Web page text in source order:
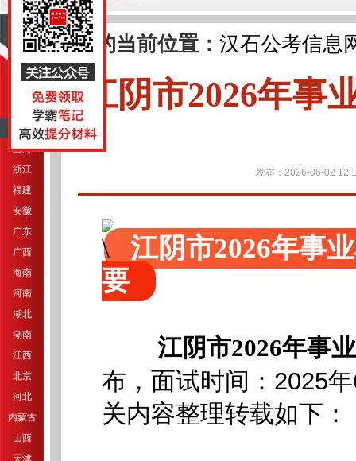
导航
江苏
上海
浙江
福建
安徽
广东
广西
海南
河南
湖北
湖南
江西
北京
河北
内蒙古
山西
天津
您的当前位置： 汉石公考信息
江阴市2026年事
发布：2026-06-02
江阴市2026年事
要
江阴市2026年事
布， 面试时间：2025
关内容整理转载如下：